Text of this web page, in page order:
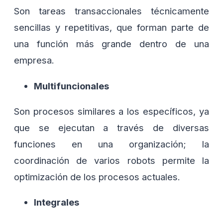
Son tareas transaccionales técnicamente
sencillas y repetitivas, que forman parte de
una función más grande dentro de una
empresa.
Multifuncionales
Son procesos similares a los específicos, ya
que se ejecutan a través de diversas
funciones en una organización; la
coordinación de varios robots permite la
optimización de los procesos actuales.
Integrales